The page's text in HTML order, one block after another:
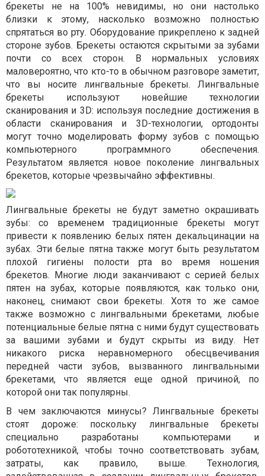
брекеты не на 100% невидимы, но они настолько
близки к этому, насколько возможно полностью
спрятаться во рту. Оборудование прикреплено к задней
стороне зубов. Брекеты остаются скрытыми за зубами
почти со всех сторон. В нормальных условиях
маловероятно, что кто-то в обычном разговоре заметит,
что вы носите лингвальные брекеты. Лингвальные
брекеты используют новейшие технологии
сканирования и 3D: используя последние достижения в
области сканирования и 3D-технологии, ортодонты
могут точно моделировать форму зубов с помощью
компьютерного программного обеспечения.
Результатом является новое поколение лингвальных
брекетов, которые чрезвычайно эффективны.
Лингвальные брекеты не будут заметно окрашивать
зубы: со временем традиционные брекеты могут
привести к появлению белых пятен декальцинации на
зубах. Эти белые пятна также могут быть результатом
плохой гигиены полости рта во время ношения
брекетов. Многие люди заканчивают с серией белых
пятен на зубах, которые появляются, как только они,
наконец, снимают свои брекеты. Хотя то же самое
также возможно с лингвальными брекетами, любые
потенциальные белые пятна с ними будут существовать
за вашими зубами и будут скрыты из виду. Нет
никакого риска неравномерного обесцвечивания
передней части зубов, вызванного лингвальными
брекетами, что является еще одной причиной, по
которой они так популярны.
В чем заключаются минусы? Лингвальные брекеты
стоят дороже: поскольку лингвальные брекеты
специально разработаны компьютерами и
робототехникой, чтобы точно соответствовать зубам,
затраты, как правило, выше. Технология,